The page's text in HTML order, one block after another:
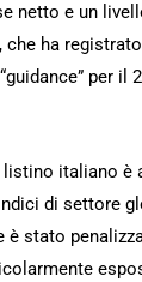
netto e un
ha
per il
italiano
di settore
stato